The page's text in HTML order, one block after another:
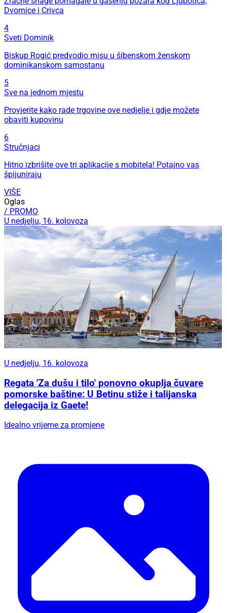
Dvornice i Crivca
4
Sveti Dominik
Biskup Rogić predvodio misu u šibenskom ženskom
dominikanskom samostanu
5
Sve na jednom mjestu
Provjerite kako rade trgovine ove nedjelje i gdje možete
obaviti kupovinu
6
Stručnjaci
Hitno izbrišite ove tri aplikacije s mobitela! Potajno vas
špijuniraju
VIŠE
Oglas
/ PROMO
U nedjelju, 16. kolovoza
U nedjelju, 16. kolovoza
Regata 'Za dušu i tilo' ponovno okuplja čuvare
pomorske baštine: U Betinu stiže i talijanska
delegacija iz Gaete!
Idealno vrijeme za promjene